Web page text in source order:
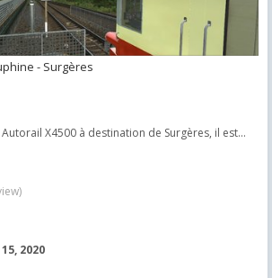
- Surgères
X4500 à destination de Surgères, il est...
2020